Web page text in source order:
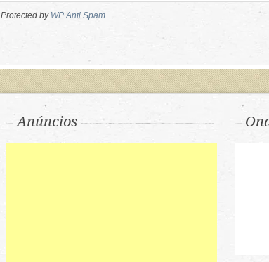
Protected by WP Anti Spam
Anúncios